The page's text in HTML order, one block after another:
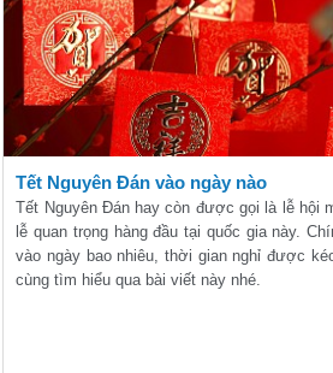
Tết Nguyên Đán vào ngày nào
Tết Nguyên Đán hay còn được gọi là lễ hội
lễ quan trọng hàng đầu tại quốc gia này.
vào ngày bao nhiêu, thời gian nghỉ được
cùng tìm hiểu qua bài viết này nhé.